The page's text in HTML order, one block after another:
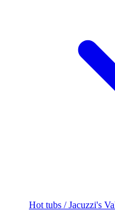
Hot tubs / Jacuzzi's